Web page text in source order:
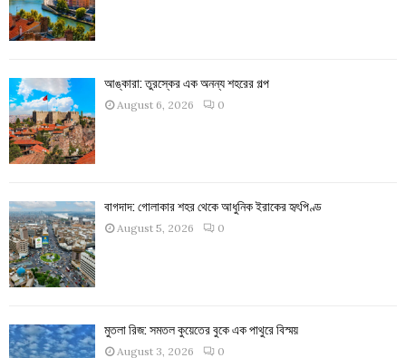
আঙ্কারা: তুরস্কের এক অনন্য শহরের গল্প
August 6, 2026 0
বাগদাদ: গোলাকার শহর থেকে আধুনিক ইরাকের হৃৎপিণ্ড
August 5, 2026 0
মুতলা রিজ: সমতল কুয়েতের বুকে এক পাথুরে বিস্ময়
August 3, 2026 0